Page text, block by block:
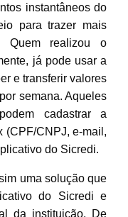
instantâneos do
para trazer mais
Quem realizou o
já pode usar a
e transferir valores
semana. Aqueles
cadastrar a
(CPF/CNPJ, e-mail,
do Sicredi.
uma solução que
do Sicredi e
da instituição. De